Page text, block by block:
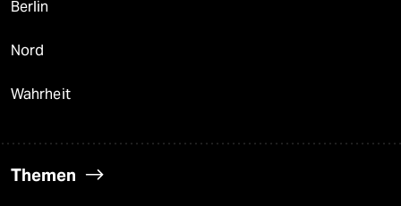
Berlin
Nord
Wahrheit
Themen